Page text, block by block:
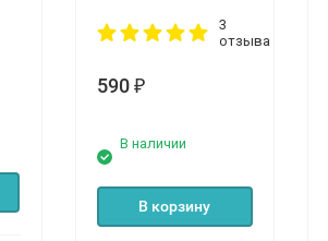
3
отзыва
590 ₽
В наличии
В корзину